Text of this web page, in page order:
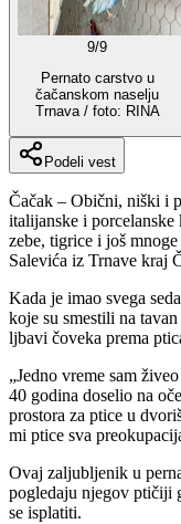
9/9
Pernato carstvo u
čačanskom naselju
Trnava / foto: RINA
Podeli vest
Čačak – Obični, niški i
italijanske i
zebe, tigrice i još
Salevića iz Trnave kraj
Kada je imao svega
koje su smestili na
ljbavi čoveka prema
„Jedno vreme sam
40 godina doselio na
prostora za ptice u
mi ptice sva
Ovaj zaljubljenik u
pogledaju njegov ptičiji
se isplatiti.